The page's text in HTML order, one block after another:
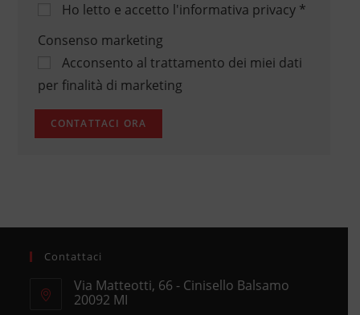
Ho letto e accetto l'informativa privacy*
Consenso marketing
Acconsento al trattamento dei miei dati
per finalità di marketing
Contattaci
Via Matteotti, 66 - Cinisello Balsamo
20092 MI